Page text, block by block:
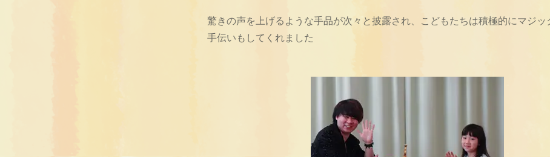
驚きの声を上げるような手品が次々と披露され、こどもたちは積極的にマジッ
手伝いもしてくれました